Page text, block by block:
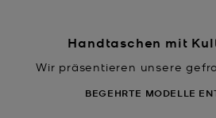
Handtaschen mit
Wir präsentieren unsere
BEGEHRTE MODELLE